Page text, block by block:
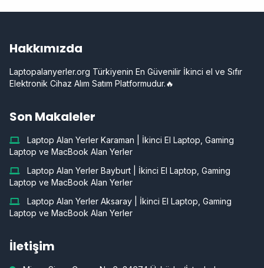
Hakkımızda
Laptopalanyerler.org Türkiyenin En Güvenilir İkinci el ve Sıfır
Elektronik Cihaz Alım Satım Platformudur.🔥
Son Makaleler
Laptop Alan Yerler Karaman | İkinci El Laptop, Gaming
Laptop ve MacBook Alan Yerler
Laptop Alan Yerler Bayburt | İkinci El Laptop, Gaming
Laptop ve MacBook Alan Yerler
Laptop Alan Yerler Aksaray | İkinci El Laptop, Gaming
Laptop ve MacBook Alan Yerler
İletişim